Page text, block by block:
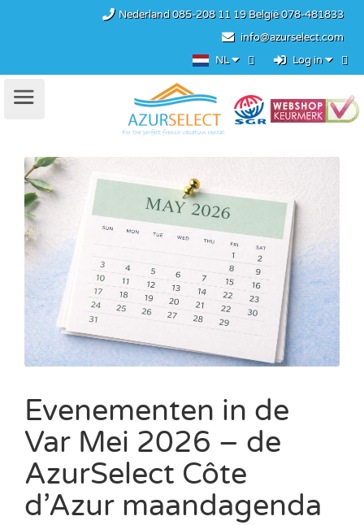
Nederland085-208 11 19België078-481833
info@azurselect.com
NL
Log in
Evenementen in de
Var Mei 2026 – de
AzurSelect Côte
d’Azur maandagenda